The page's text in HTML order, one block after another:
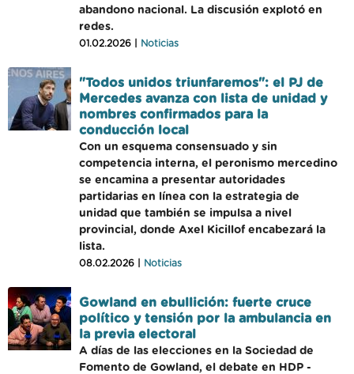
abandono nacional. La discusión explotó en
redes.
01.02.2026 | Noticias
"Todos unidos triunfaremos": el PJ de
Mercedes avanza con lista de unidad y
nombres confirmados para la
conducción local
Con un esquema consensuado y sin
competencia interna, el peronismo mercedino
se encamina a presentar autoridades
partidarias en línea con la estrategia de
unidad que también se impulsa a nivel
provincial, donde Axel Kicillof encabezará la
lista.
08.02.2026 | Noticias
Gowland en ebullición: fuerte cruce
político y tensión por la ambulancia en
la previa electoral
A días de las elecciones en la Sociedad de
Fomento de Gowland, el debate en HDP -